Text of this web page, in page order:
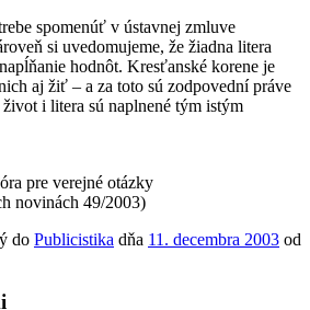
spomenúť v ústavnej zmluve
si uvedomujeme, že žiadna litera
hodnôt. Kresťanské korene je
aj žiť – a za toto sú zodpovední práve
i litera sú naplnené tým istým
pre verejné otázky
novinách 49/2003)
do Publicistika dňa 11. decembra 2003 od